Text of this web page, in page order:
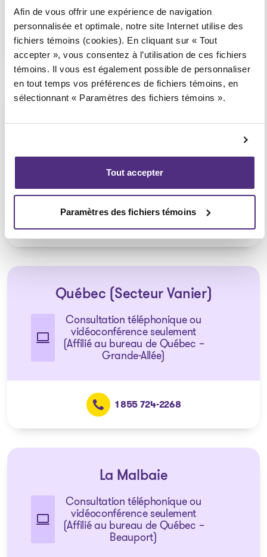
Afin de vous offrir une expérience de navigation
personnalisée et optimale, notre site Internet utilise des
fichiers témoins (cookies). En cliquant sur « Tout
accepter », vous consentez à l’utilisation de ces fichiers
témoins. Il vous est également possible de personnaliser
en tout temps vos préférences de fichiers témoins, en
sélectionnant « Paramètres des fichiers témoins ».
Tout accepter
Paramètres des fichiers témoins
1 855 724-2268
(Affilié au bureau de Québec –
Loretteville)
Québec (Secteur Vanier)
Consultation téléphonique ou
vidéoconférence seulement
(Affilié au bureau de Québec –
Grande-Allée)
1 855 724-2268
La Malbaie
Consultation téléphonique ou
vidéoconférence seulement
(Affilié au bureau de Québec –
Beauport)